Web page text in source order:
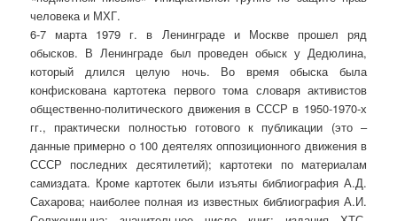
человека и МХГ.
6-7 марта 1979 г. в Ленинграде и Москве прошел ряд
обысков. В Ленинграде был проведен обыск у Дедюлина,
который длился целую ночь. Во время обыска была
конфискована картотека первого тома словаря активистов
общественно-политического движения в СССР в 1950-1970-х
гг., практически полностью готового к публикации (это –
данные примерно о 100 деятелях оппозиционного движения в
СССР последних десятилетий); картотеки по материалам
самиздата. Кроме картотек были изъяты библиография А.Д.
Сахарова; наиболее полная из известных библиография А.И.